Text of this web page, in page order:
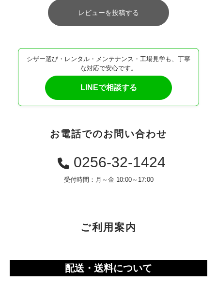
レビューを投稿する
シザー選び・レンタル・メンテナンス・工場見学も、丁寧
な対応で安心です。
LINEで相談する
お電話でのお問い合わせ
0256-32-1424
受付時間：月～金 10:00～17:00
ご利用案内
配送・送料について